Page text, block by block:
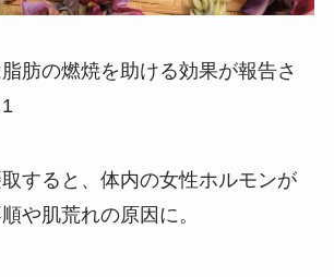
肪の燃焼を助ける効果が報告さ
すると、体内の女性ホルモンが
や肌荒れの原因に。